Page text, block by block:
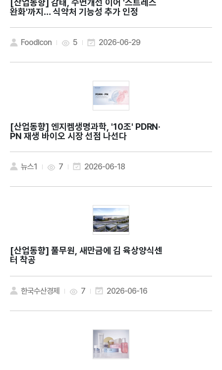
[산업동향]
완화'까지… 식약처 기능성 추가 인정
FoodIcon 5 2026-06-29
[산업동향]
PN 재생 바이오 시장 선점 나선다
뉴스1 7 2026-06-18
[산업동향]
터 착공
한국수산경제 7 2026-06-16